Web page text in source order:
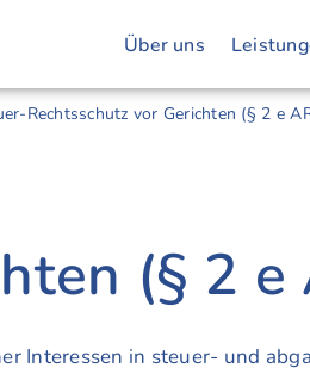
Über uns
Rechtsschutz vor Gerichten (§ 2 e
(§ 2
Interessen in steuer- und